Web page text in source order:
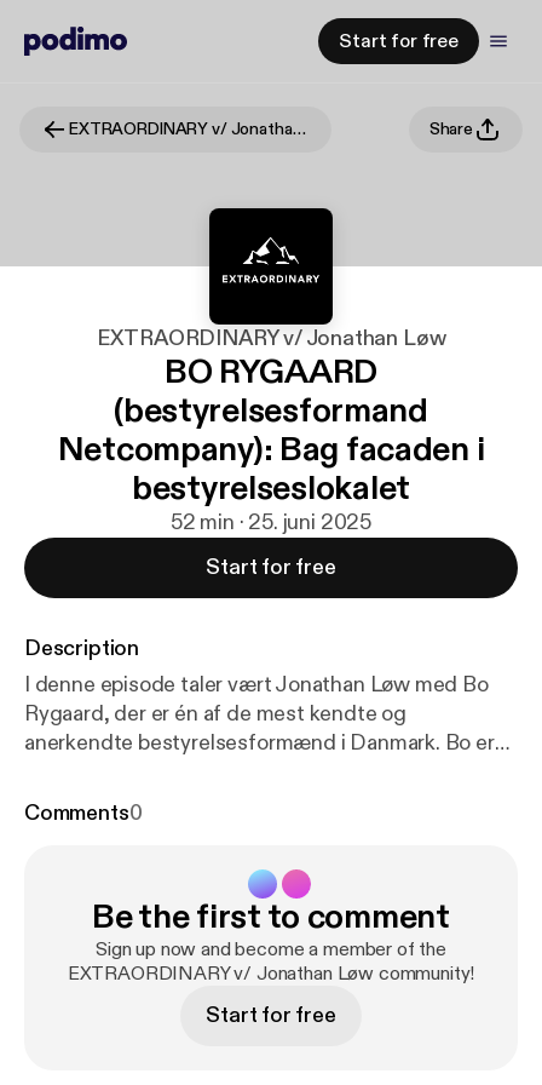
Start for free
EXTRAORDINARY v/ Jonathan Løw Share
EXTRAORDINARY v/ Jonathan Løw
BO RYGAARD
(bestyrelsesformand
Netcompany): Bag facaden i
bestyrelseslokalet
52 min · 25. juni 2025
Start for free
Description
I denne episode taler vært Jonathan Løw med Bo
Rygaard, der er én af de mest kendte og
anerkendte bestyrelsesformænd i Danmark. Bo er
bestyrelsesformand i Parken Sport &
podcasten taler Bo og Jonathan om, hvad det
kræver at sidde i en bestyrelse og som formand.
Hvad kan man forvente henholdsvis som
virksomhed og bestyrelsesmedlem, og hvad er
Comments0
Be the first to comment
Sign up now and become a member of the
EXTRAORDINARY v/ Jonathan Løw community!
Start for free